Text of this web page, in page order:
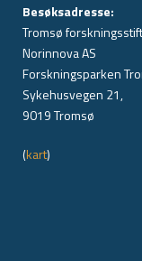
Besøksadresse:
Tromsø
Norinnova AS
Forskningsparken
Sykehusvegen 21,
9019 Tromsø
(kart)